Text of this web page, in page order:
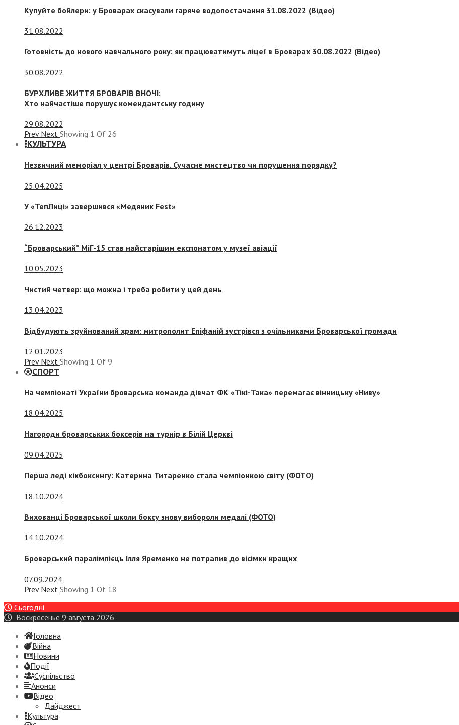
Купуйте бойлери: у Броварах скасували гаряче водопостачання 31.08.2022 (Відео)
31.08.2022
Готовність до нового навчального року: як працюватимуть ліцеї в Броварах 30.08.2022 (Відео)
30.08.2022
БУРХЛИВЕ ЖИТТЯ БРОВАРІВ ВНОЧІ:
Хто найчастіше порушує комендантську годину
29.08.2022
Prev Next Showing 1 Of 26
КУЛЬТУРА
Незвичний меморіал у центрі Броварів. Сучасне мистецтво чи порушення порядку?
25.04.2025
У «ТепЛиці» завершився «Медяник Fest»
26.12.2023
“Броварський” МіГ-15 став найстарішим експонатом у музеї авіації
10.05.2023
Чистий четвер: що можна і треба робити у цей день
13.04.2023
Відбудують зруйнований храм: митрополит Епіфаній зустрівся з очільниками Броварської громади
12.01.2023
Prev Next Showing 1 Of 9
СПОРТ
На чемпіонаті України броварська команда дівчат ФК «Тікі-Така» перемагає вінницьку «Ниву»
18.04.2025
Нагороди броварських боксерів на турнір в Білій Церкві
09.04.2025
Перша леді кікбоксингу: Катерина Титаренко стала чемпіонкою світу (ФОТО)
18.10.2024
Вихованці Броварської школи боксу знову вибороли медалі (ФОТО)
14.10.2024
Броварський паралімпієць Ілля Яременко не потрапив до вісімки кращих
07.09.2024
Prev Next Showing 1 Of 18
Сьогодні
Воскресенье 9 августа 2026
Головна
Війна
Новини
Події
Суспiльство
Анонси
Відео
Дайджест
Культура